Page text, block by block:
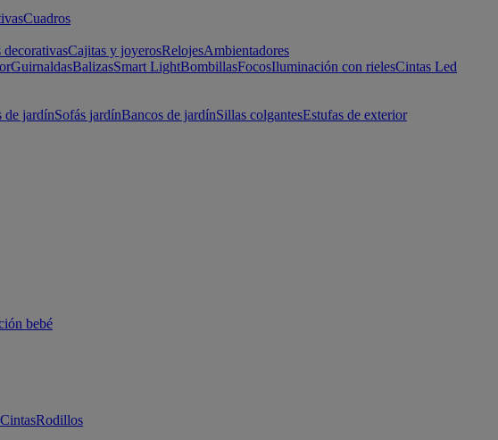
Cuadros
decorativasCajitas y joyerosRelojesAmbientadores
GuirnaldasBalizasSmart LightBombillasFocosIluminación con rielesCintas Led
de jardínSofás jardínBancos de jardínSillas colgantesEstufas de exterior
bebé
CintasRodillos